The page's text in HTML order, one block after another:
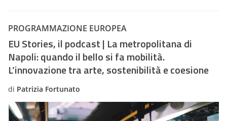
PROGRAMMAZIONE EUROPEA
EU Stories, il podcast | La metropolitana di
Napoli: quando il bello si fa mobilità.
L’innovazione tra arte, sostenibilità e coesione
di Patrizia Fortunato